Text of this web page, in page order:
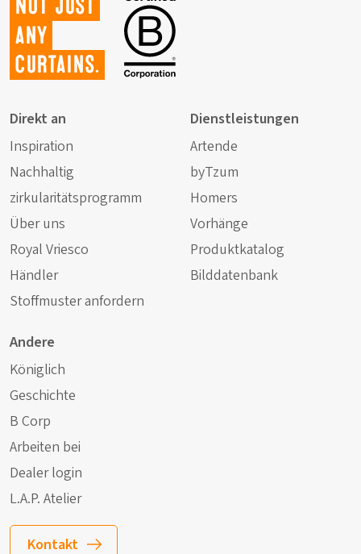
Not just
any
curtains.
Direkt an
Inspiration
Nachhaltig
zirkularitätsprogramm
Über uns
Royal Vriesco
Händler
Stoffmuster anfordern
Dienstleistungen
Artende
byTzum
Homers
Vorhänge
Produktkatalog
Bilddatenbank
Andere
Königlich
Geschichte
B Corp
Arbeiten bei
Dealer login
L.A.P. Atelier
Kontakt